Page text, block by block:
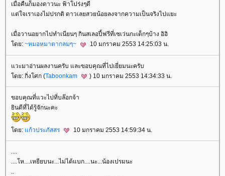
เมื่อคืนก็มองดาวนะ ฟ้าโปร่งๆดี
ต่ใจเราเองไม่ปรกติ ดาวเลยสวยน้อยลงจากความเป็นจริงไปแยะ
เมื่อวานอยากไปทำเนียนๆ กินสเลอปี้ฟรีที่เซเว่นกะเด็กๆบ้าง อิอิ
ดย: ~หมอหมาตากลมๆ~ 10 มกราคม 2553 14:25:03 น.
วะมาอ่านผลงานครับ และขอบคุณที่ไปเยี่ยมนะครับ
ดย: กิ่งโศก (Taboonkam ) 10 มกราคม 2553 14:34:33 น.
ขอบคุณที่แวะไปที่บล๊อกจ้า
ินดีที่ได้รู้จักนะคะ
ดย: ก้วประภัสสร 10 มกราคม 2553 14:59:34 น.
....
....โห....เหยียบนะ...ไม่ได้แบก....นะ...น้องเปรมนะ
..